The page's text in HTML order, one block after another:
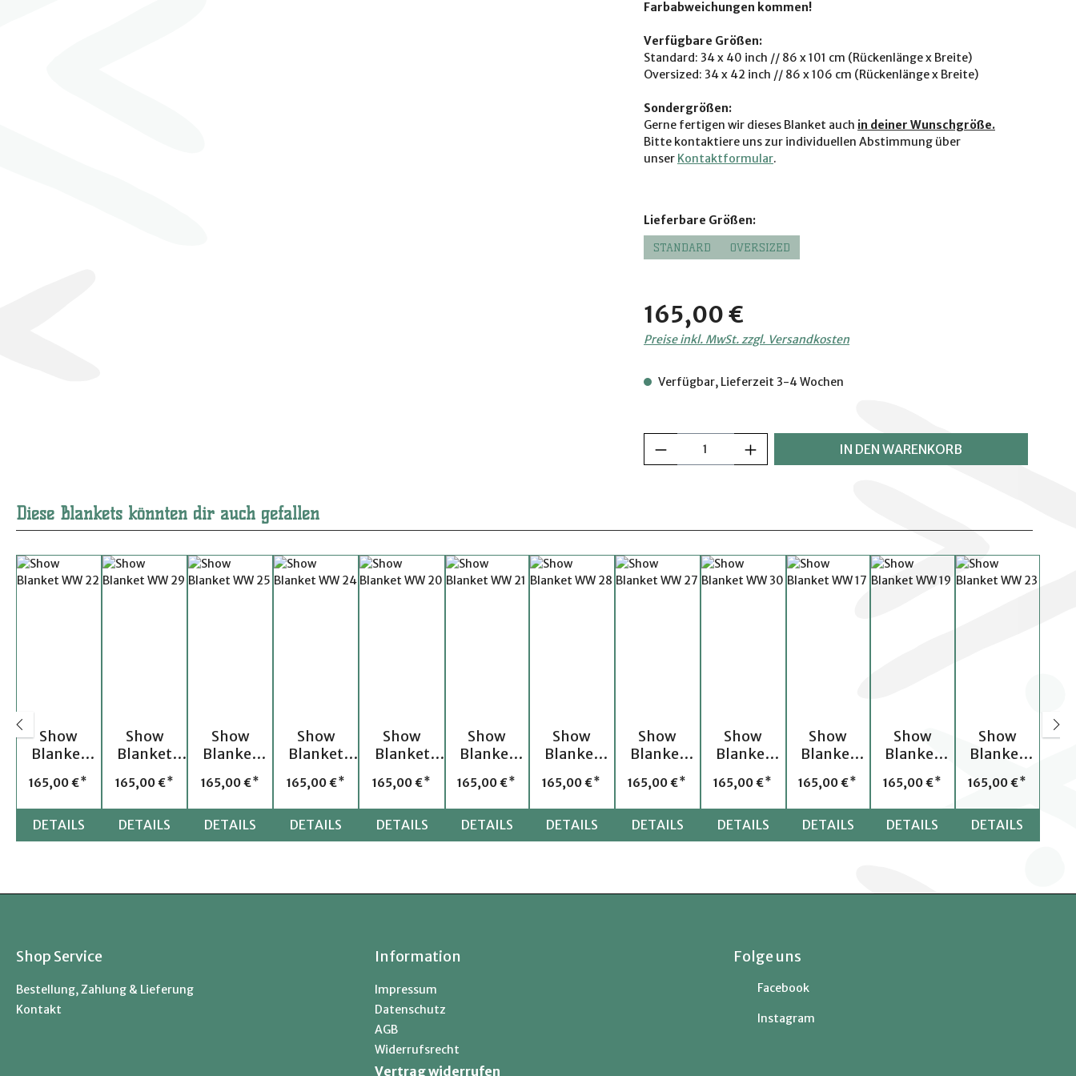
Farbabweichungen kommen!
Verfügbare Größen:
Standard: 34 x 40 inch // 86 x 101 cm (Rückenlänge x Breite)
Oversized: 34 x 42 inch // 86 x 106 cm (Rückenlänge x Breite)
Sondergrößen:
Gerne fertigen wir dieses Blanket auch in deiner Wunschgröße.
Bitte kontaktiere uns zur individuellen Abstimmung über
unser Kontaktformular.
Regulärer Preis:
165,00 €
Preise inkl. MwSt. zzgl. Versandkosten
Verfügbar, Lieferzeit 3-4 Wochen
Lieferbare Größen:auswählen
STANDARD
OVERSIZED
Produkt Anzahl: Gib den gewünschten Wert
IN DEN WARENKORB
Diese Blankets könnten dir auch gefallen
Produktgalerie überspringen
Show
Blanket
Regulärer Preis:
165,00 €
DETAILS
Show
Blanket
Regulärer Preis:
165,00 €
DETAILS
Show
Blanket
Regulärer Preis:
165,00 €
DETAILS
Show
Blanket
Regulärer Preis:
165,00 €
DETAILS
Show
Blanket
WW 20
Regulärer Preis:
165,00 €
DETAILS
Show
Blanket
Regulärer Preis:
165,00 €
DETAILS
Show
Blanket
Regulärer Preis:
165,00 €
DETAILS
Show
Blanket
Regulärer Preis:
165,00 €
DETAILS
Show
Blanket
Regulärer Preis:
165,00 €
DETAILS
Show
Blanket
Regulärer Preis:
165,00 €
DETAILS
Show
Blanket
Regulärer Preis:
165,00 €
DETAILS
Show
Blanket
Regulärer Preis:
165,00 €
DETAILS
Folge uns
Facebook
Instagram
Shop Service
Bestellung, Zahlung & Lieferung
Kontakt
Information
Impressum
Datenschutz
AGB
Widerrufsrecht
Vertrag widerrufen